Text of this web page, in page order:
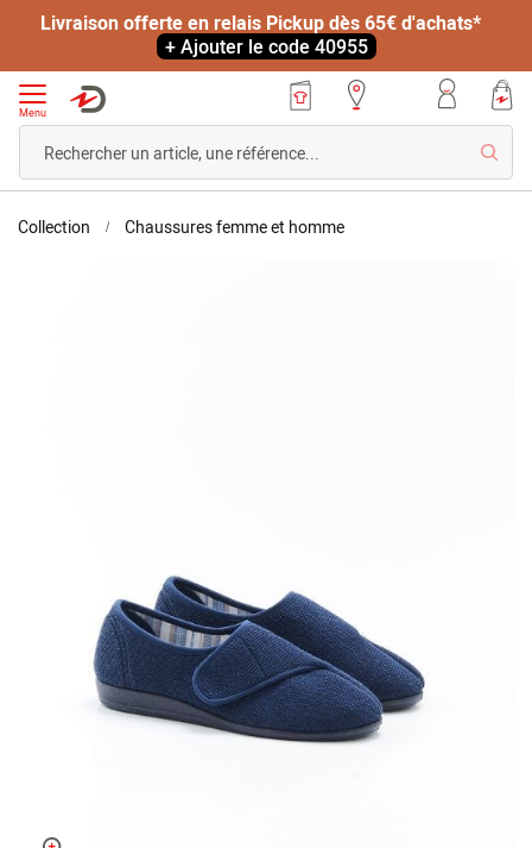
Livraison offerte en relais Pickup dès 65€ d'achats*
+ Ajouter le code 40955
Menu
Accueil
Collection Chaussures femme et hommeChaussons